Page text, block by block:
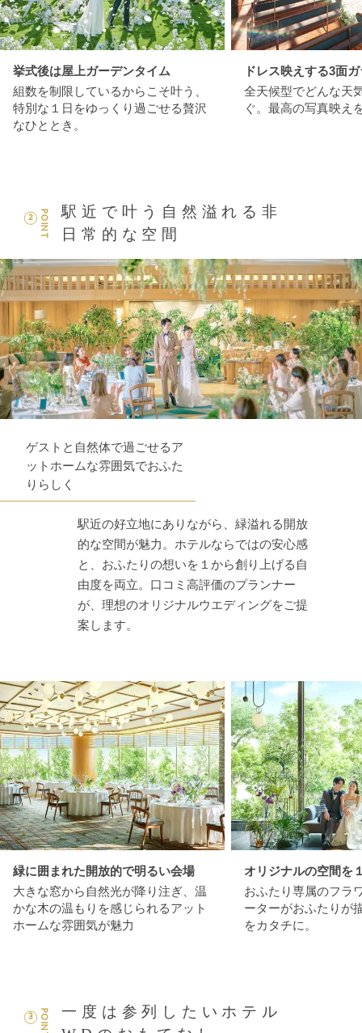
挙式後は屋上ガーデンタイム
組数を制限しているからこそ叶う、
特別な１日をゆっくり過ごせる贅沢
なひととき。
ドレス映えする3面
全天候型でどんな天
ぐ。最高の写真映え
POINT
2
駅近で叶う自然溢れる非
日常的な空間
ゲストと自然体で過ごせるア
ットホームな雰囲気でおふた
りらしく
駅近の好立地にありながら、緑溢れる開放
的な空間が魅力。ホテルならではの安心感
と、おふたりの想いを１から創り上げる自
由度を両立。口コミ高評価のプランナー
が、理想のオリジナルウエディングをご提
案します。
緑に囲まれた開放的で明るい会場
大きな窓から自然光が降り注ぎ、温
かな木の温もりを感じられるアット
ホームな雰囲気が魅力
オリジナルの空間を
おふたり専属のフラ
ーターがおふたりが
をカタチに。
POINT
3
一度は参列したいホテル